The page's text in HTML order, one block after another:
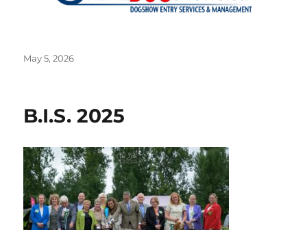
Posted
May 5, 2026
B.I.S. 2025